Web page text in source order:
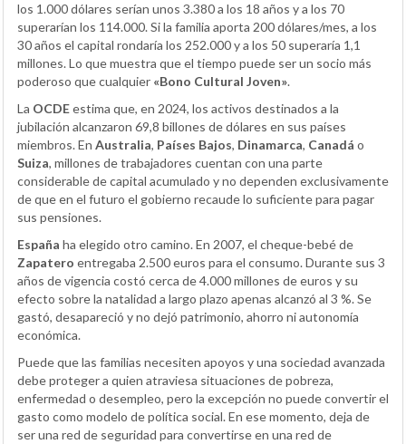
los 1.000 dólares serían unos 3.380 a los 18 años y a los 70
superarían los 114.000. Si la familia aporta 200 dólares/mes, a los
30 años el capital rondaría los 252.000 y a los 50 superaría 1,1
millones. Lo que muestra que el tiempo puede ser un socio más
poderoso que cualquier «Bono Cultural Joven».
La OCDEestima que, en 2024, los activos destinados a la
jubilación alcanzaron 69,8 billones de dólares en sus países
miembros. En Australia, Países Bajos, Dinamarca, Canadá o
Suiza, millones de trabajadores cuentan con una parte
considerable de capital acumulado y no dependen exclusivamente
de que en el futuro el gobierno recaude lo suficiente para pagar
sus pensiones.
España ha elegido otro camino. En 2007, el cheque-bebé de
Zapatero entregaba 2.500 euros para el consumo. Durante sus 3
años de vigencia costó cerca de 4.000 millones de euros y su
efecto sobre la natalidad a largo plazo apenas alcanzó al 3 %. Se
gastó, desapareció y no dejó patrimonio, ahorro ni autonomía
económica.
Puede que las familias necesiten apoyos y una sociedad avanzada
debe proteger a quien atraviesa situaciones de pobreza,
enfermedad o desempleo, pero la excepción no puede convertir el
gasto como modelo de política social. En ese momento, deja de
ser una red de seguridad para convertirse en una red de